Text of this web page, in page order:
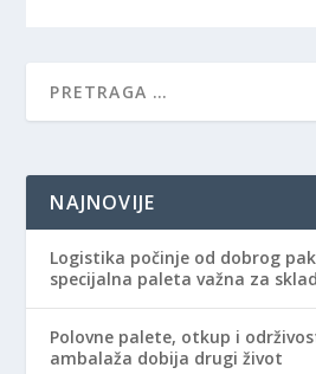
NAJNOVIJE
Logistika počinje od dobrog
specijalna paleta važna za
Polovne palete, otkup i
ambalaža dobija drugi život